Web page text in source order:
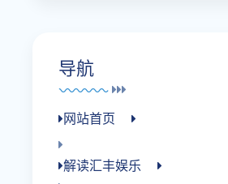
导航
网站首页
解读汇丰娱乐